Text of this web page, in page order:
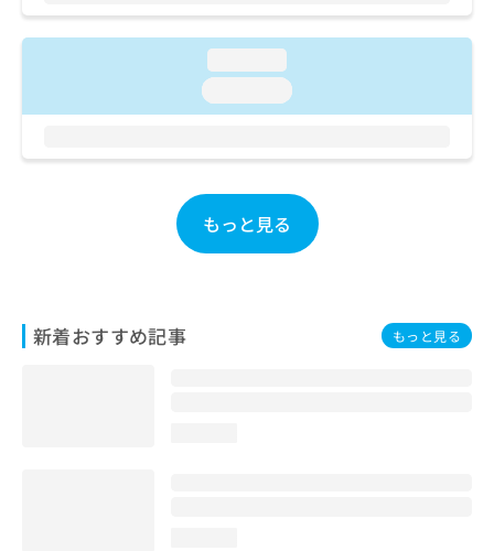
液凝固異常の診断及び治療／筋・骨格系及び外傷領域の一次
診療／関節鏡検査／手の外科手術／アキレス腱断裂手術
手術）／人工膝関節置換術（関節手術）／脊椎手術／椎間板
摘出術／椎間板ヘルニアに対する内視鏡下椎間板摘出術／軟
患リハビリテーション／脳血管疾患等リハビリテーション／
用症候群リハビリテーション／がん患者リハビリテーション
／小児領域の一次診療／小児循環器疾患／小児呼吸器疾患／
小児腎疾患／小児神経疾患／小児アレルギー疾患／小児糖尿
理）／全身麻酔／硬膜外麻酔／脊椎麻酔／神経ブロック／医
療用麻薬によるがん疼痛治療／緩和的放射線療法／がんに伴
もっと見る
新着おすすめ記事 もっと見る